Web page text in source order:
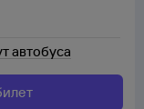
автобуса